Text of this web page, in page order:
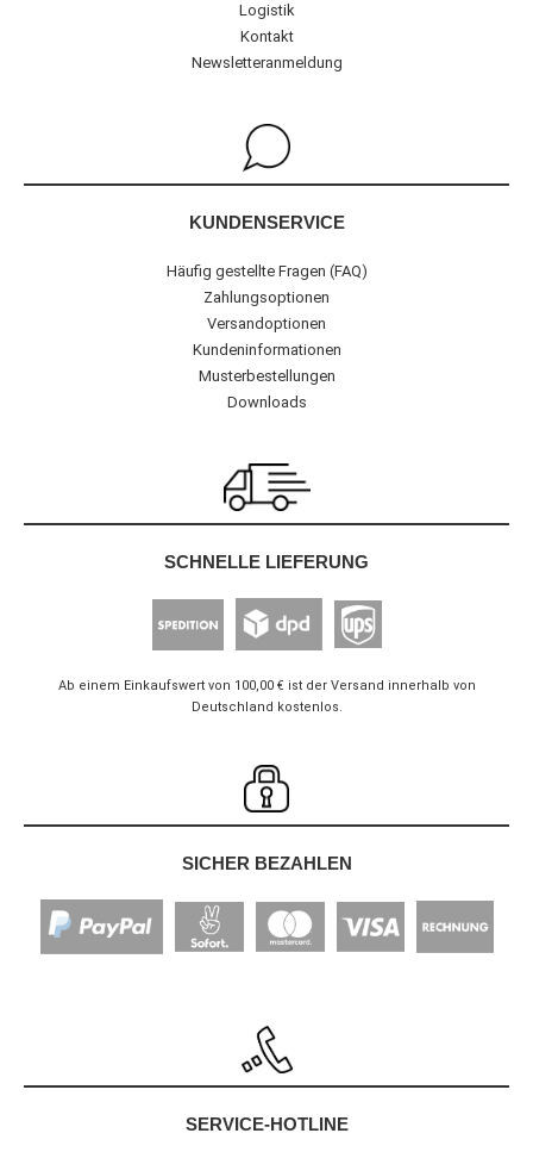
Logistik
Kontakt
Newsletteranmeldung
KUNDENSERVICE
Häufig gestellte Fragen (FAQ)
Zahlungsoptionen
Versandoptionen
Kundeninformationen
Musterbestellungen
Downloads
SCHNELLE LIEFERUNG
Ab einem Einkaufswert von 100,00 € ist der Versand innerhalb von
Deutschland kostenlos.
SICHER BEZAHLEN
SERVICE-HOTLINE